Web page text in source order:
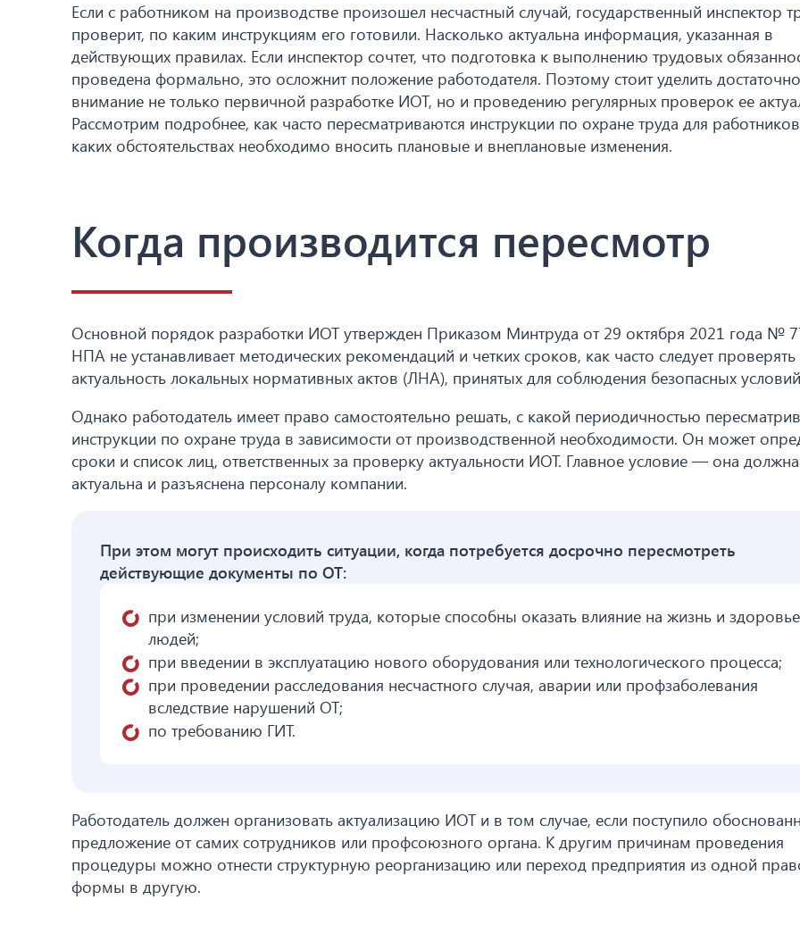
Если с работником на производстве произошел несчастный случай, государственный инспектор
проверит, по каким инструкциям его готовили. Насколько актуальна информация, указанная в
действующих правилах. Если инспектор сочтет, что подготовка к выполнению трудовых
проведена формально, это осложнит положение работодателя. Поэтому стоит уделить
внимание не только первичной разработке ИОТ, но и проведению регулярных проверок ее
Рассмотрим подробнее, как часто пересматриваются инструкции по охране труда для
каких обстоятельствах необходимо вносить плановые и внеплановые изменения.
Когда производится пересмотр
Основной порядок разработки ИОТ утвержден Приказом Минтруда от 29 октября 2021 года №
НПА не устанавливает методических рекомендаций и четких сроков, как часто следует проверять
актуальность локальных нормативных актов (ЛНА), принятых для соблюдения безопасных
Однако работодатель имеет право самостоятельно решать, с какой периодичностью
инструкции по охране труда в зависимости от производственной необходимости. Он может
сроки и список лиц, ответственных за проверку актуальности ИОТ. Главное условие — она
актуальна и разъяснена персоналу компании.
При этом могут происходить ситуации, когда потребуется досрочно пересмотреть
действующие документы по ОТ:
при изменении условий труда, которые способны оказать влияние на жизнь и здоровье
людей;
при введении в эксплуатацию нового оборудования или технологического процесса;
при проведении расследования несчастного случая, аварии или профзаболевания
вследствие нарушений ОТ;
по требованию ГИТ.
Работодатель должен организовать актуализацию ИОТ и в том случае, если поступило
предложение от самих сотрудников или профсоюзного органа. К другим причинам проведения
процедуры можно отнести структурную реорганизацию или переход предприятия из одной
формы в другую.